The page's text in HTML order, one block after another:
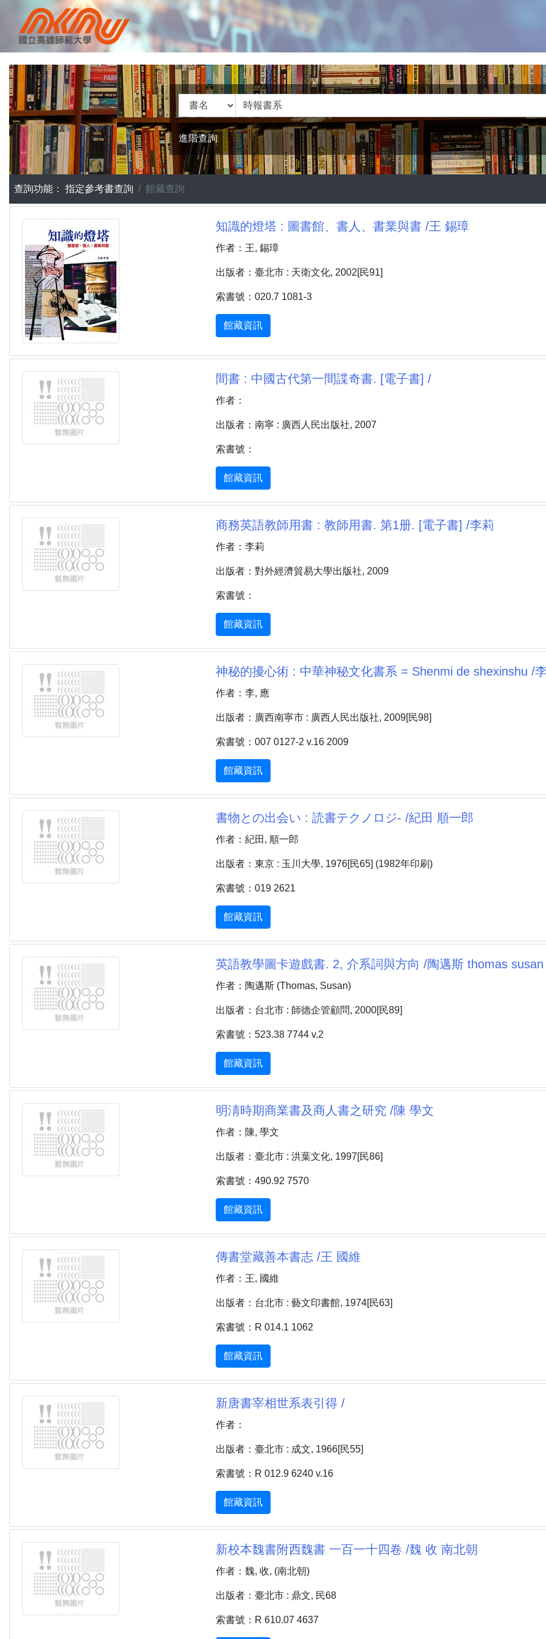
進階查詢
查詢功能： 指定參考書查詢 館藏查詢
知識的燈塔 : 圖書館、書人、書業與書 /王 錫璋
作者：王, 錫璋
出版者：臺北市 : 天衛文化, 2002[民91]
索書號：020.7 1081-3
館藏資訊
間書 : 中國古代第一間諜奇書. [電子書] /
作者：
出版者：南寧 : 廣西人民出版社, 2007
索書號：
館藏資訊
商務英語教師用書 : 教師用書. 第1册. [電子書] /李莉
作者：李莉
出版者：對外經濟貿易大學出版社, 2009
索書號：
館藏資訊
神秘的擾心術 : 中華神秘文化書系 = Shenmi de shexinshu /
作者：李, 應
出版者：廣西南寧市 : 廣西人民出版社, 2009[民98]
索書號：007 0127-2 v.16 2009
館藏資訊
書物との出会い : 読書テクノロジ- /紀田 順一郎
作者：紀田, 順一郎
出版者：東京 : 玉川大學, 1976[民65] (1982年印刷)
索書號：019 2621
館藏資訊
英語教學圖卡遊戲書. 2, 介系詞與方向 /陶邁斯 thomas susan
作者：陶邁斯 (Thomas, Susan)
出版者：台北市 : 師德企管顧問, 2000[民89]
索書號：523.38 7744 v.2
館藏資訊
明淸時期商業書及商人書之研究 /陳 學文
作者：陳, 學文
出版者：臺北市 : 洪葉文化, 1997[民86]
索書號：490.92 7570
館藏資訊
傳書堂藏善本書志 /王 國維
作者：王, 國維
出版者：台北市 : 藝文印書館, 1974[民63]
索書號：R 014.1 1062
館藏資訊
新唐書宰相世系表引得 /
作者：
出版者：臺北市 : 成文, 1966[民55]
索書號：R 012.9 6240 v.16
館藏資訊
新校本魏書附西魏書 一百一十四卷 /魏 收 南北朝
作者：魏, 收, (南北朝)
出版者：臺北市 : 鼎文, 民68
索書號：R 610.07 4637